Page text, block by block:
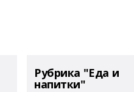
Рубрика "Еда и
напитки"